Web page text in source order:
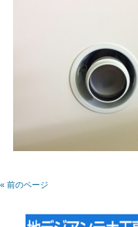
« 前のページ